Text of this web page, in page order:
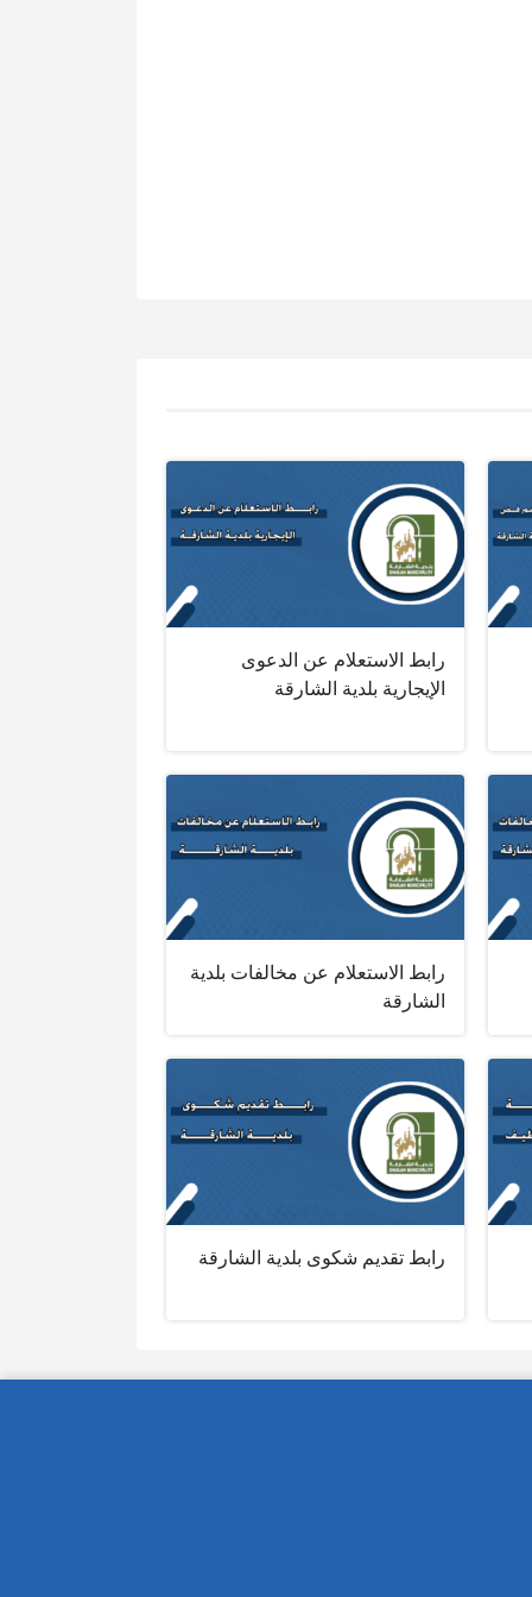
رابط الاستعلام عن الدعوى
الإيجارية بلدية الشارقة
رابط الاستعلام عن مخالفات بلدية
الشارقة
رابط تقديم شكوى بلدية الشارقة